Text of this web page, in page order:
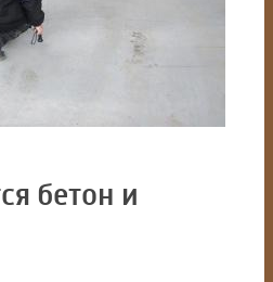
бетон и